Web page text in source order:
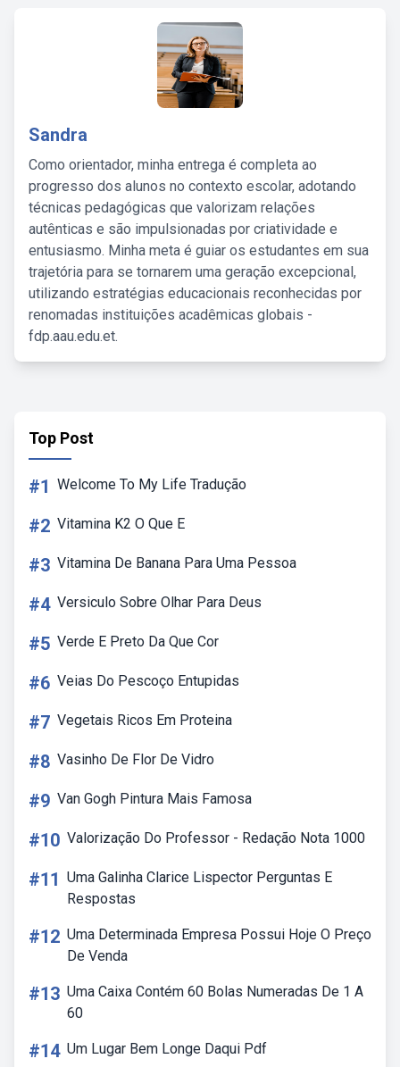
Sandra
Como orientador, minha entrega é completa ao
progresso dos alunos no contexto escolar, adotando
técnicas pedagógicas que valorizam relações
autênticas e são impulsionadas por criatividade e
entusiasmo. Minha meta é guiar os estudantes em sua
trajetória para se tornarem uma geração excepcional,
utilizando estratégias educacionais reconhecidas por
renomadas instituições acadêmicas globais -
fdp.aau.edu.et.
Top Post
#1 Welcome To My Life Tradução
#2 Vitamina K2 O Que E
#3 Vitamina De Banana Para Uma Pessoa
#4 Versiculo Sobre Olhar Para Deus
#5 Verde E Preto Da Que Cor
#6 Veias Do Pescoço Entupidas
#7 Vegetais Ricos Em Proteina
#8 Vasinho De Flor De Vidro
#9 Van Gogh Pintura Mais Famosa
#10 Valorização Do Professor - Redação Nota 1000
#11 Uma Galinha Clarice Lispector Perguntas E
Respostas
#12 Uma Determinada Empresa Possui Hoje O Preço
De Venda
#13 Uma Caixa Contém 60 Bolas Numeradas De 1 A
60
#14 Um Lugar Bem Longe Daqui Pdf